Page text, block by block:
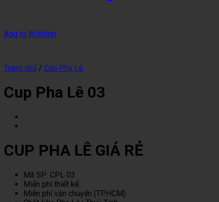
Add to Wishlist
Trang chủ / Cup Pha Lê
Cup Pha Lê 03
CUP PHA LÊ GIÁ RẺ
Mã SP: CPL 03
Miễn phí thiết kế.
Miễn phí vận chuyển (TP.HCM)